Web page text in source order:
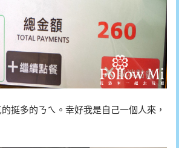
挺多的ㄋㄟ。幸好我是自己一個人來，